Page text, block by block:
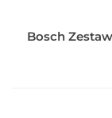
Bosch